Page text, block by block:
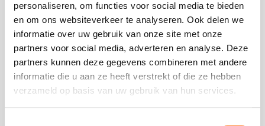
personaliseren, om functies voor social media te bieden
en om ons websiteverkeer te analyseren. Ook delen we
informatie over uw gebruik van onze site met onze
partners voor social media, adverteren en analyse. Deze
partners kunnen deze gegevens combineren met andere
informatie die u aan ze heeft verstrekt of die ze hebben
verzameld op basis van uw gebruik van hun services.
Beoordeling van onze klanten
Plaats een review Bekijk alle reviews